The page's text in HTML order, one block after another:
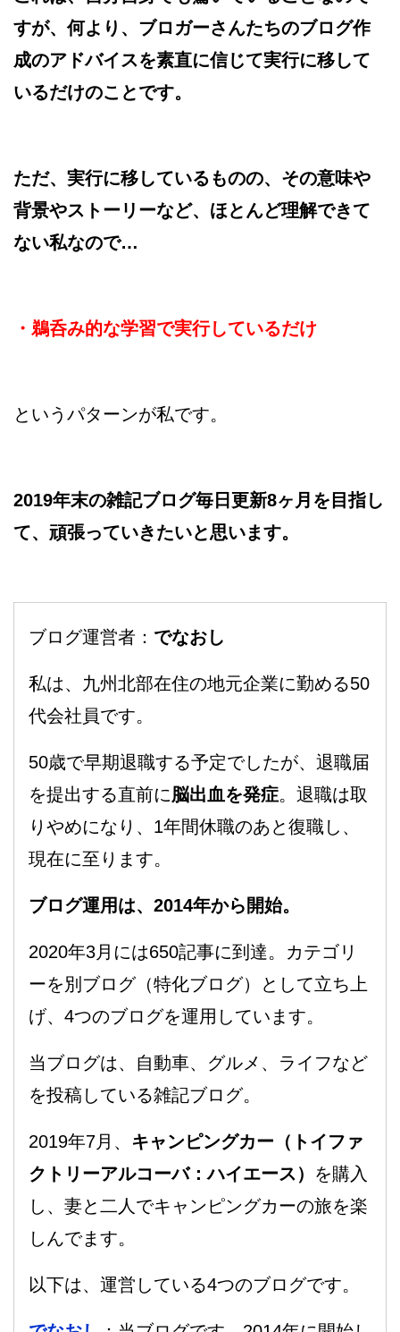
すが、何より、ブロガーさんたちのブログ作
成のアドバイスを素直に信じて実行に移して
いるだけのことです。
ただ、実行に移しているものの、その意味や
背景やストーリーなど、ほとんど理解できて
ない私なので…
・鵜呑み的な学習で実行しているだけ
というパターンが私です。
2019年末の雑記ブログ毎日更新8ヶ月を目指し
て、頑張っていきたいと思います。
ブログ運営者： でなおし
私は、九州北部在住の地元企業に勤める50
代会社員です。
50歳で早期退職する予定でしたが、退職届
を提出する直前に脳出血を発症。退職は取
りやめになり、1年間休職のあと復職し、
現在に至ります。
ブログ運用は、2014年から開始。
2020年3月には650記事に到達。カテゴリ
ーを別ブログ（特化ブログ）として立ち上
げ、4つのブログを運用しています。
当ブログは、自動車、グルメ、ライフなど
を投稿している雑記ブログ。
2019年7月、 キャンピングカー（トイファ
クトリーアルコーバ：ハイエース） を購入
し、妻と二人でキャンピングカーの旅を楽
しんでます。
以下は、運営している4つのブログです。